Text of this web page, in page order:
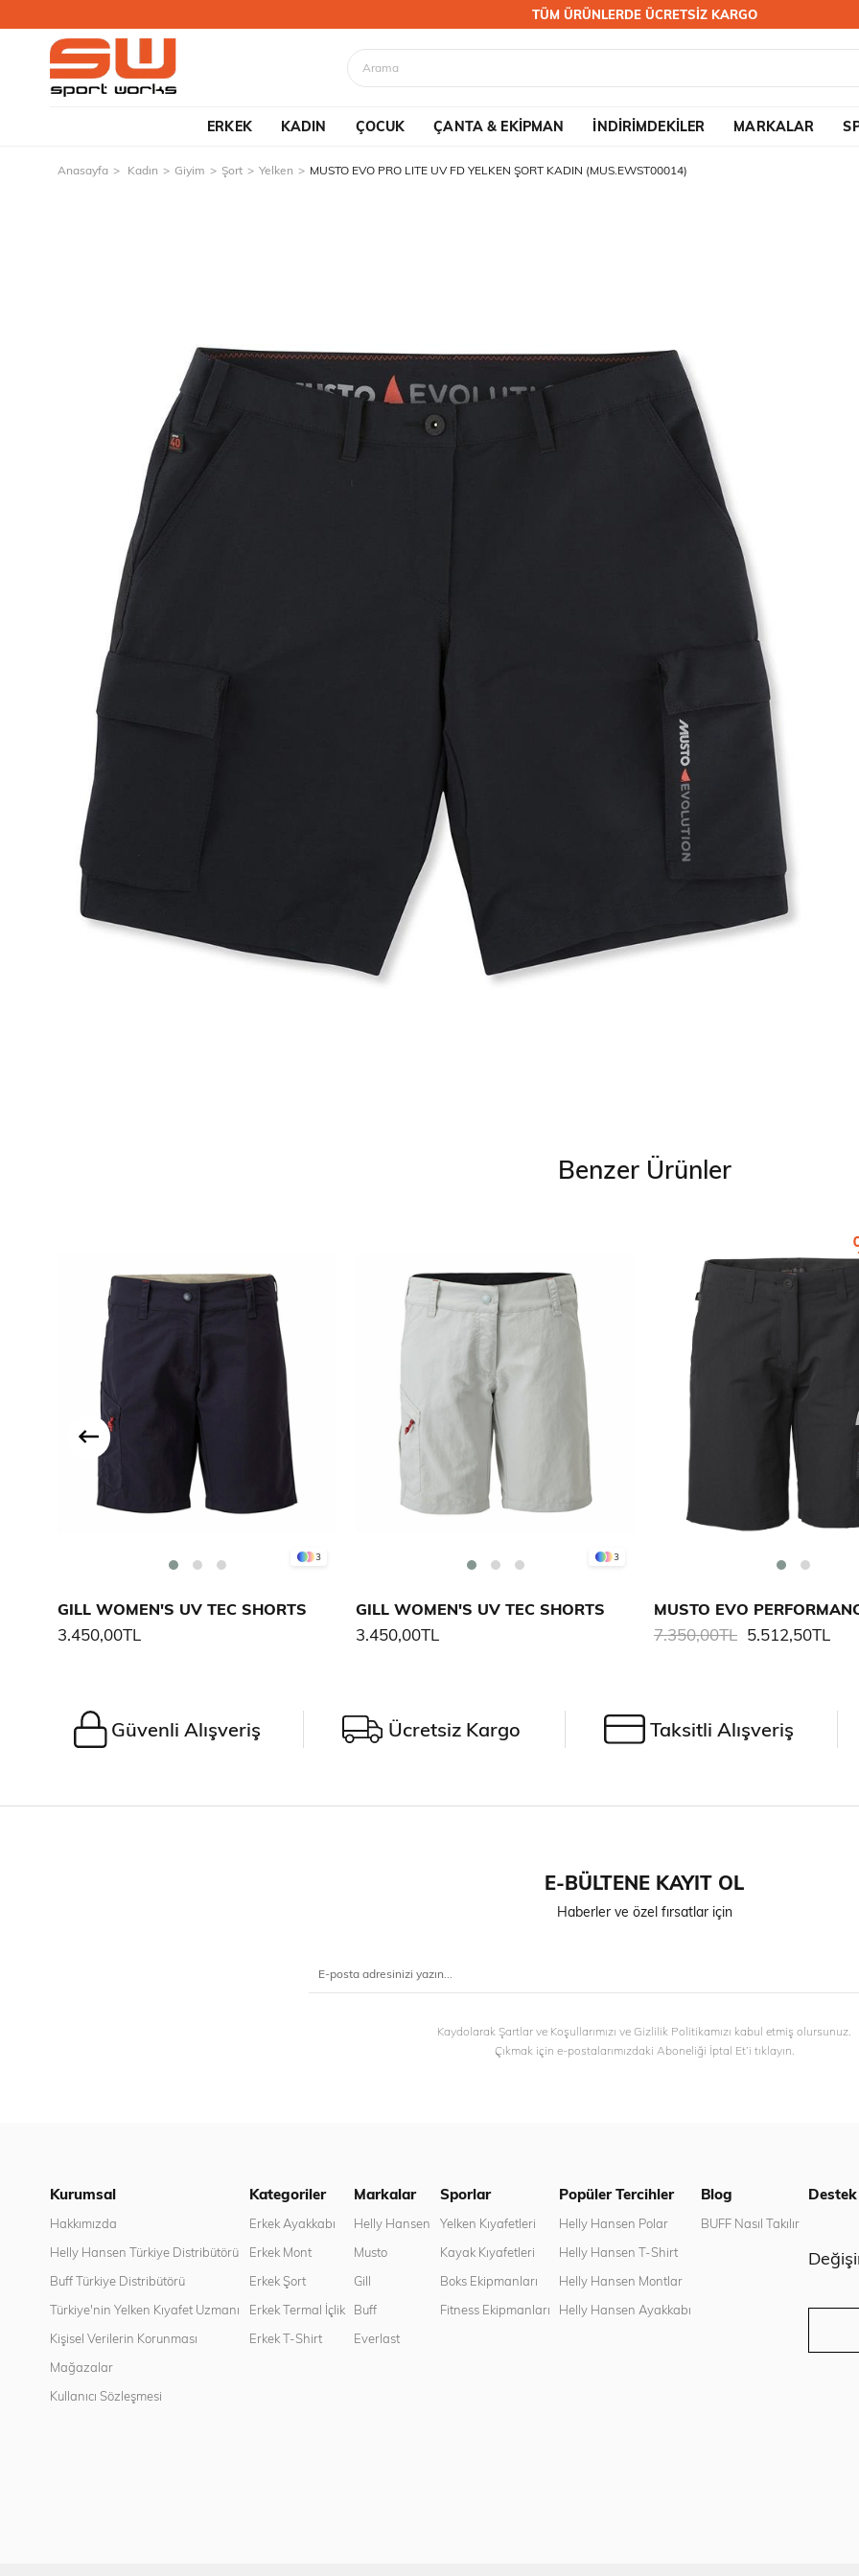
TÜM ÜRÜNLERDE ÜCRETSİZ KARGO
ERKEK KADIN ÇOCUK ÇANTA & EKİPMAN İNDİRİMDEKİLER MARKALAR
Anasayfa Kadın Giyim Şort Yelken MUSTO EVO PRO LITE UV FD YELKEN ŞORT KADIN (MUS.EWST00014)
Benzer Ürünler
3
GILL WOMEN'S UV TEC SHORTS
3.450,00TL
3
GILL WOMEN'S UV TEC SHORTS
3.450,00TL 5.512,50TL
7.350,00TL
Güvenli Alışveriş Ücretsiz Kargo Taksitli Alışveriş
E-BÜLTENE KAYIT OL
Haberler ve özel fırsatlar için
Kaydolarak Şartlar ve Koşullarımızı ve Gizlilik Politikamızı kabul etmiş olursunuz.
Çıkmak için e-postalarımızdaki Aboneliği İptal Et’i tıklayın.
Kurumsal
Hakkımızda
Helly Hansen Türkiye Distribütörü
Buff Türkiye Distribütörü
Türkiye'nin Yelken Kıyafet Uzmanı
Kişisel Verilerin Korunması
Mağazalar
Kullanıcı Sözleşmesi
Kategoriler
Erkek Ayakkabı
Erkek Mont
Erkek Şort
Erkek Termal İçlik
Erkek T-Shirt
Markalar
Helly Hansen
Musto
Gill
Buff
Everlast
Sporlar
Yelken Kıyafetleri
Kayak Kıyafetleri
Boks Ekipmanları
Fitness Ekipmanları
Popüler Tercihler
Helly Hansen Polar
Helly Hansen T-Shirt
Helly Hansen Montlar
Helly Hansen Ayakkabı
Blog
BUFF Nasıl Takılır
Destek